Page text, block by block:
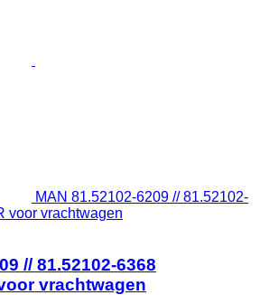
MAN 81.52102-6209 // 81.52102-
voor vrachtwagen
// 81.52102-6368
vrachtwagen